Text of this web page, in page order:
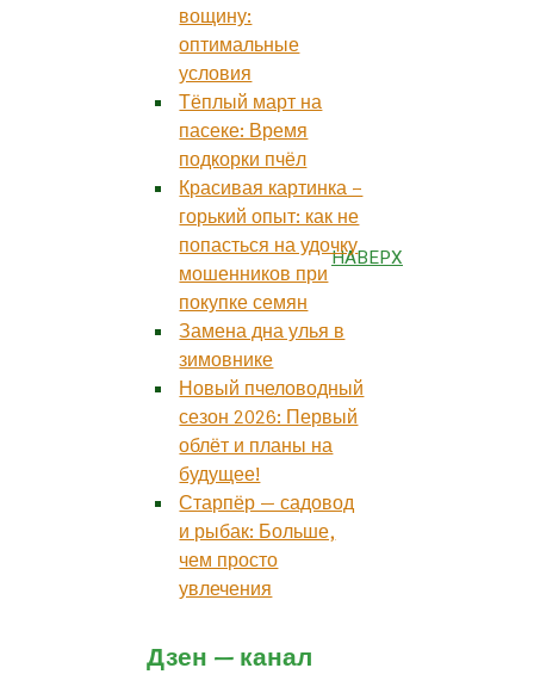
вощину:
оптимальные
условия
Тёплый март на
пасеке: Время
подкорки пчёл
Красивая картинка –
горький опыт: как не
попасться на удочку
мошенников при
покупке семян
Замена дна улья в
зимовнике
Новый пчеловодный
сезон 2026: Первый
облёт и планы на
будущее!
Старпёр — садовод
и рыбак: Больше,
чем просто
увлечения
Дзен — канал
НАВЕРХ